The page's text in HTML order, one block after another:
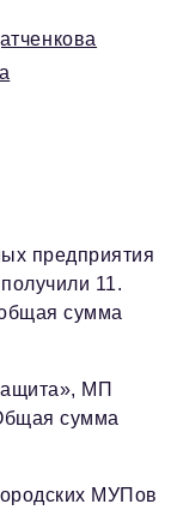
предприятия
11.
сумма
МП
сумма
МУПов